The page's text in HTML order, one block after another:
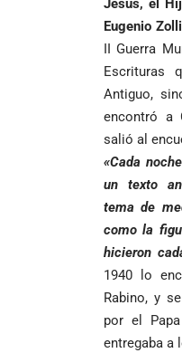
Jesús, el
Eugenio Zolli
II Guerra
Escrituras
Antiguo,
encontró a
salió al
«Cada
un texto
tema de
como la
hicieron
1940 lo
Rabino, y
por el
entregaba a